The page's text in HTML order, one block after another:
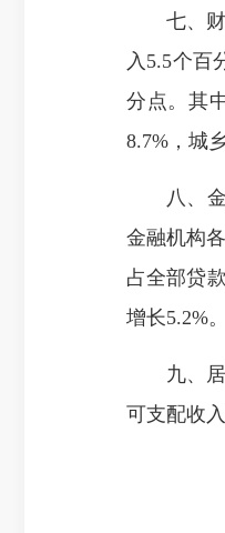
七、财政
入5.5个百
分点。其
8.7%，城
八、金融
金融机构
占全部贷
增长5.2%。
九、居民
可支配收